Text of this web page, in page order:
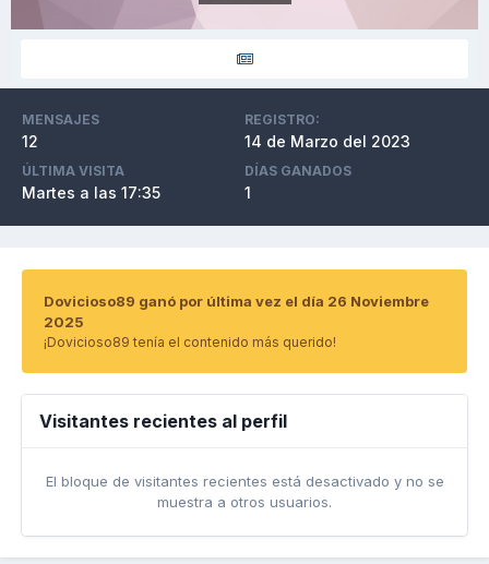
MENSAJES
12
REGISTRO:
14 de Marzo del 2023
ÚLTIMA VISITA
Martes a las 17:35
DÍAS GANADOS
1
Dovicioso89 ganó por última vez el día 26 Noviembre
2025
¡Dovicioso89 tenía el contenido más querido!
Visitantes recientes al perfil
El bloque de visitantes recientes está desactivado y no se
muestra a otros usuarios.